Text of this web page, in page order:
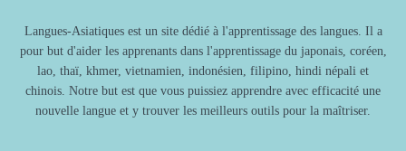
Langues-Asiatiques est un site dédié à l'apprentissage des langues. Il a
pour but d'aider les apprenants dans l'apprentissage du japonais, coréen,
lao, thaï, khmer, vietnamien, indonésien, filipino, hindi népali et
chinois. Notre but est que vous puissiez apprendre avec efficacité une
nouvelle langue et y trouver les meilleurs outils pour la maîtriser.